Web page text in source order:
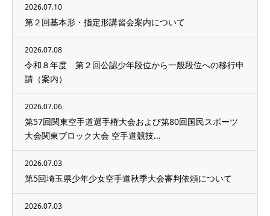
2026.07.10
第２回基本形・指定形講習会案内について
2026.07.08
令和８年度 第２回公認少年段位から一般段位への移行申
請（案内）
2026.07.06
第57回関東空手道選手権大会および第80回国民スポーツ
大会関東ブロック大会 空手道競技...
2026.07.03
第5回埼玉県少年少女空手道秋季大会審判依頼について
2026.07.03